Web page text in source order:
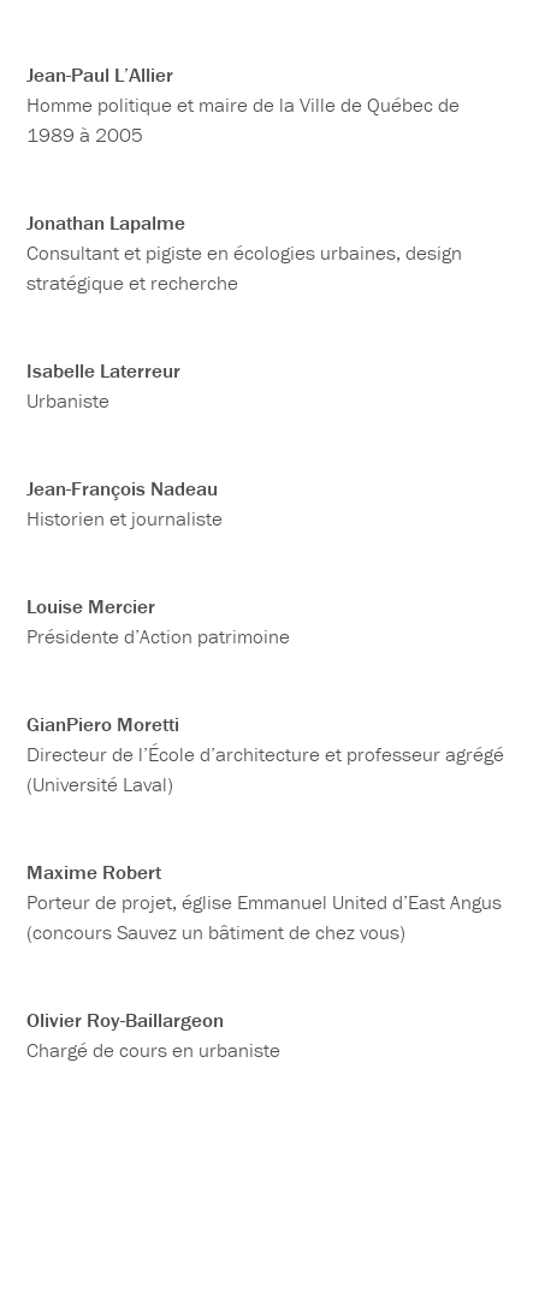
Jean-Paul L’Allier
Homme politique et maire de la Ville de Québec de
1989 à 2005
Jonathan Lapalme
Consultant et pigiste en écologies urbaines, design
stratégique et recherche
Isabelle Laterreur
Urbaniste
Jean-François Nadeau
Historien et journaliste
Louise Mercier
Présidente d’Action patrimoine
GianPiero Moretti
Directeur de l’École d’architecture et professeur agrégé
(Université Laval)
Maxime Robert
Porteur de projet, église Emmanuel United d’East Angus
(concours Sauvez un bâtiment de chez vous)
Olivier Roy-Baillargeon
Chargé de cours en urbaniste